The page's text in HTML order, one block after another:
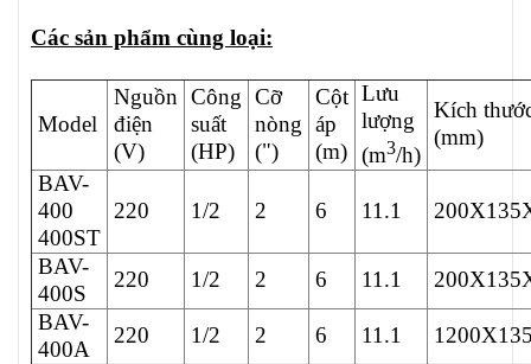
Các sản phẩm cùng loại:
Model
Nguồn
điện
(V)
Công
suất
(HP)
Cỡ
nòng
(")
Cột
áp
(m)
Lưu
lượng
(m3/h)
Kích
(mm)
BAV-
400
400ST
220 1/2 2 6 11.1
BAV-
400S
220 1/2 2 6 11.1
BAV-
400A
220 1/2 2 6 11.1